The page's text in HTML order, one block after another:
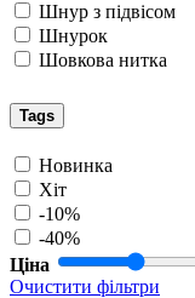
Шнур з підвісом
Шнурок
Шовкова нитка
Tags
Новинка
Хіт
-10%
-40%
Ціна
Очистити фільтри